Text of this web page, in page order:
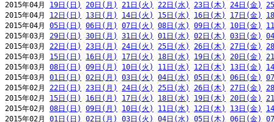
2015年04月 19日(日) 20日(月) 21日(火) 22日(水) 23日(木) 24日(金)
2015年04月 12日(日) 13日(月) 14日(火) 15日(水) 16日(木) 17日(金)
2015年04月 05日(日) 06日(月) 07日(火) 08日(水) 09日(木) 10日(金)
2015年03月 29日(日) 30日(月) 31日(火) 01日(水) 02日(木) 03日(金)
2015年03月 22日(日) 23日(月) 24日(火) 25日(水) 26日(木) 27日(金)
2015年03月 15日(日) 16日(月) 17日(火) 18日(水) 19日(木) 20日(金)
2015年03月 08日(日) 09日(月) 10日(火) 11日(水) 12日(木) 13日(金)
2015年03月 01日(日) 02日(月) 03日(火) 04日(水) 05日(木) 06日(金)
2015年02月 22日(日) 23日(月) 24日(火) 25日(水) 26日(木) 27日(金)
2015年02月 15日(日) 16日(月) 17日(火) 18日(水) 19日(木) 20日(金)
2015年02月 08日(日) 09日(月) 10日(火) 11日(水) 12日(木) 13日(金)
2015年02月 01日(日) 02日(月) 03日(火) 04日(水) 05日(木) 06日(金)